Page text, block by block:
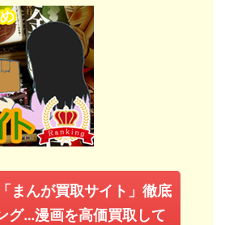
まんが買取サイト」徹底
グ…漫画を高価買取して